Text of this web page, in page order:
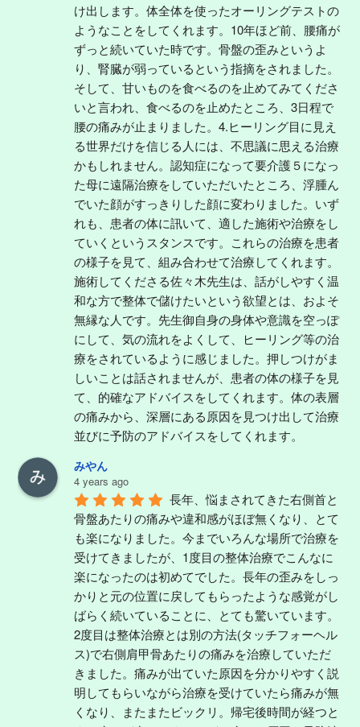
け出します。体全体を使ったオーリングテストの
ようなことをしてくれます。10年ほど前、腰痛が
ずっと続いていた時です。骨盤の歪みというよ
り、腎臓が弱っているという指摘をされました。
そして、甘いものを食べるのを止めてみてくださ
いと言われ、食べるのを止めたところ、3日程で
腰の痛みが止まりました。4.ヒーリング目に見え
る世界だけを信じる人には、不思議に思える治療
かもしれません。認知症になって要介護５になっ
た母に遠隔治療をしていただいたところ、浮腫ん
でいた顔がすっきりした顔に変わりました。いず
れも、患者の体に訊いて、適した施術や治療をし
ていくというスタンスです。これらの治療を患者
の様子を見て、組み合わせて治療してくれます。
施術してくださる佐々木先生は、話がしやすく温
和な方で整体で儲けたいという欲望とは、およそ
無縁な人です。先生御自身の身体や意識を空っぽ
にして、気の流れをよくして、ヒーリング等の治
療をされているように感じました。押しつけがま
しいことは話されませんが、患者の体の様子を見
て、的確なアドバイスをしてくれます。体の表層
の痛みから、深層にある原因を見つけ出して治療
並びに予防のアドバイスをしてくれます。
みやん
4 years ago
長年、悩まされてきた右側首と
骨盤あたりの痛みや違和感がほぼ無くなり、とて
も楽になりました。今までいろんな場所で治療を
受けてきましたが、1度目の整体治療でこんなに
楽になったのは初めてでした。長年の歪みをしっ
かりと元の位置に戻してもらったような感覚がし
ばらく続いていることに、とても驚いています。
2度目は整体治療とは別の方法(タッチフォーヘル
ス)で右側肩甲骨あたりの痛みを治療していただ
きました。痛みが出ていた原因を分かりやすく説
明してもらいながら治療を受けていたら痛みが無
くなり、またまたビックリ。帰宅後時間が経つと